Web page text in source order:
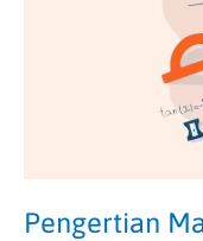
Pengertian